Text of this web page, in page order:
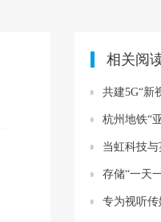
相关阅
共建5G“新视界
杭州地铁“亚运
当虹科技与英伟达
存储“一天一
专为视听传媒打造！当虹